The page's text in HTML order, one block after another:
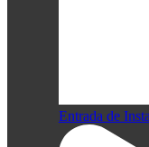
Entrada de